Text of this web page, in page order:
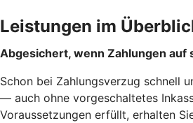
Leistungen im
Abgesichert, wenn Zahlungen auf
Schon bei Zahlungsverzug schnell
— auch ohne vorgeschaltetes
Voraussetzungen erfüllt, erhalten